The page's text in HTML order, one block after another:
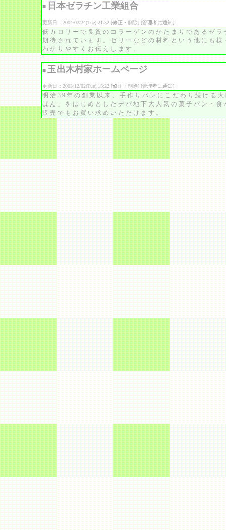
■ 日本ゼラチン工業組合
更新日：2004/02/24(Tue) 21:52 [修正・削除] [管理者に通知]
低カロリーで良質のコラーゲンのかたまりであるゼ
期待されています。ゼリーなどの材料という他にも
わかりやすくお伝えします。
■ 玉出木村家ホームページ
更新日：2003/12/02(Tue) 15:22 [修正・削除] [管理者に通知]
明治39年の創業以来、手作りパンにこだわり続ける
ぱん」をはじめとしたデパ地下大人気の菓子パン・
販売でもお買い求めいただけます。